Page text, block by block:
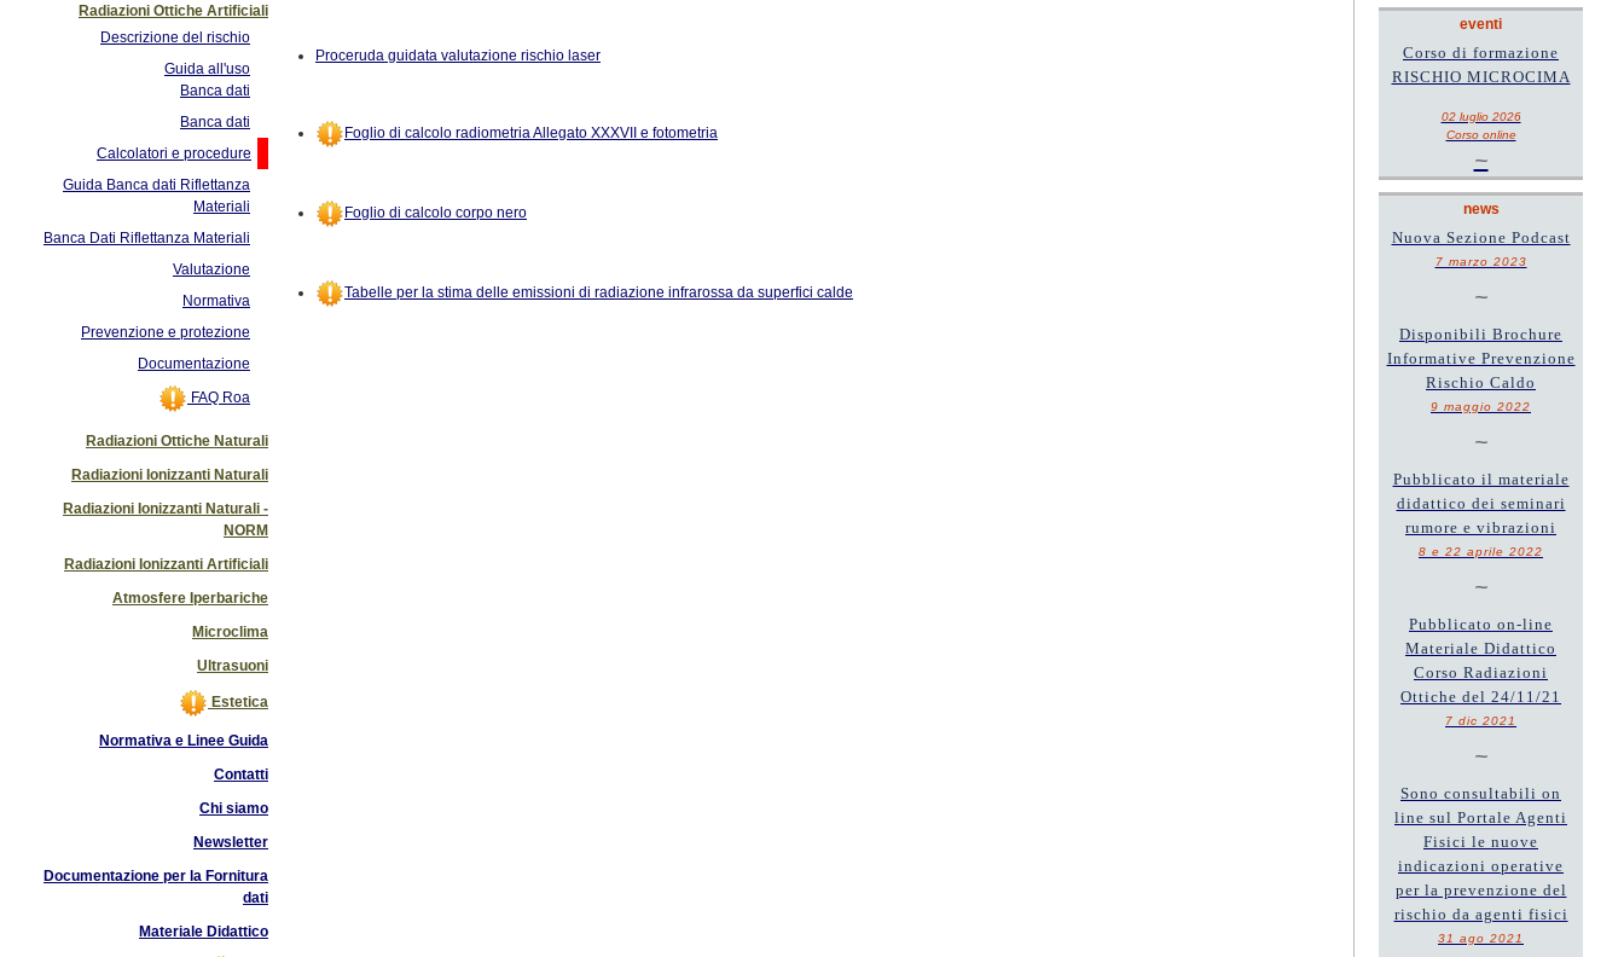
Radiazioni Ottiche Artificiali
Descrizione del rischio
Guida all'uso
Banca dati
Banca dati
Calcolatori e procedure
Guida Banca dati Riflettanza
Materiali
Banca Dati Riflettanza Materiali
Valutazione
Normativa
Prevenzione e protezione
Documentazione
FAQ Roa
Radiazioni Ottiche Naturali
Radiazioni Ionizzanti Naturali
Radiazioni Ionizzanti Naturali -
NORM
Radiazioni Ionizzanti Artificiali
Atmosfere Iperbariche
Microclima
Ultrasuoni
Estetica
Normativa e Linee Guida
Contatti
Chi siamo
Newsletter
Documentazione per la Fornitura
dati
Materiale Didattico
Proceruda guidata valutazione rischio laser
Foglio di calcolo radiometria Allegato XXXVII e fotometria
Foglio di calcolo corpo nero
Tabelle per la stima delle emissioni di radiazione infrarossa da superfici calde
eventi
Corso di formazione
RISCHIO MICROCIMA
02 luglio 2026
Corso online
~
news
Nuova Sezione Podcast
7 marzo 2023
~
Disponibili Brochure
Informative Prevenzione
Rischio Caldo
9 maggio 2022
~
Pubblicato il materiale
didattico dei seminari
rumore e vibrazioni
8 e 22 aprile 2022
~
Pubblicato on-line
Materiale Didattico
Corso Radiazioni
Ottiche del 24/11/21
7 dic 2021
~
Sono consultabili on
line sul Portale Agenti
Fisici le nuove
indicazioni operative
per la prevenzione del
rischio da agenti fisici
31 ago 2021